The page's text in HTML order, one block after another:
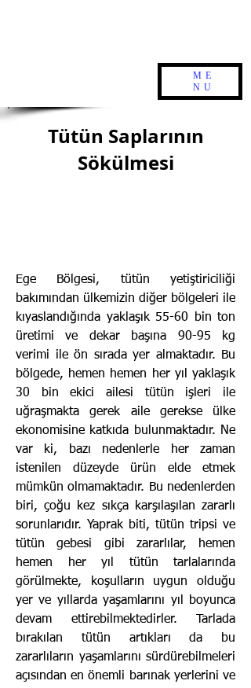
ME
NU
Tütün Saplarının
Sökülmesi
Ege Bölgesi, tütün yetiştiriciliği
bakımından ülkemizin diğer bölgeleri ile
kıyaslandığında yaklaşık 55-60 bin ton
üretimi ve dekar başına 90-95 kg
verimi ile ön sırada yer almaktadır. Bu
bölgede, hemen hemen her yıl yaklaşık
30 bin ekici ailesi tütün işleri ile
uğraşmakta gerek aile gerekse ülke
ekonomisine kat­kıda bulunmaktadır. Ne
var ki, bazı nedenlerle her zaman
istenilen düzeyde ürün elde etmek
mümkün olmamaktadır. Bu nedenlerden
biri, çoğu kez sıkça karşılaşılan zararlı
sorunlarıdır. Yaprak biti, tütün tripsi ve
tütün gebesi gibi zararlılar, hemen
hemen her yıl tütün tarlalarında
görülmekte, koşulların uygun olduğu
yer ve yıllarda yaşamlarını yıl boyunca
devam ettirebilmektedirler. Tarlada
bırakılan tütün artıkları da bu
zararlıların yaşamlarını sürdürebil­meleri
açısından en önemli barınak yerlerini ve